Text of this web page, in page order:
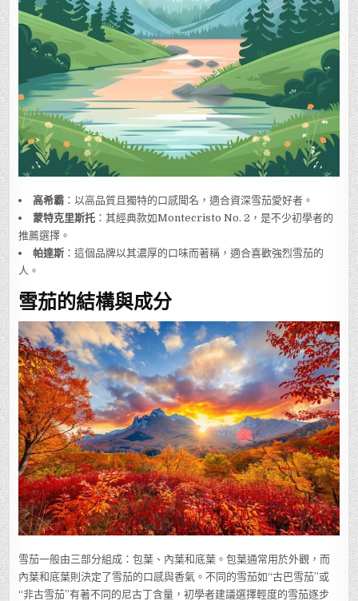
高希霸 ：以高品質且獨特的口感聞名，適合資深雪茄愛好者。
蒙特克里斯托 ：其經典款如Montecristo No. 2，是不少初學者的
推薦選擇。
帕達斯 ：這個品牌以其濃厚的口味而著稱，適合喜歡強烈雪茄的
人。
雪茄的結構與成分
雪茄一般由三部分組成：包葉、內葉和底葉。包葉通常用於外觀，而
內葉和底葉則決定了雪茄的口感與香氣。不同的雪茄如“古巴雪茄”或
“非古雪茄”有著不同的尼古丁含量，初學者建議選擇輕度的雪茄逐步